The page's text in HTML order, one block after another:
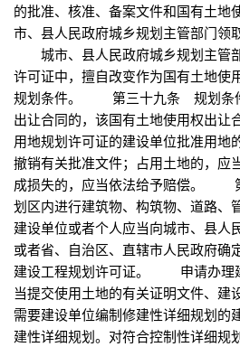
的批准、核准、备案文件和国有土地
市、县人民政府城乡规划主管部门领
城市、县人民政府城乡规划主管
许可证中，擅自改变作为国有土地使
规划条件。 第三十九条 规划条件
出让合同的，该国有土地使用权出让
用地规划许可证的建设单位批准用地
撤销有关批准文件；占用土地的，应
成损失的，应当依法给予赔偿。
划区内进行建筑物、构筑物、道路、
建设单位或者个人应当向城市、县人
或者省、自治区、直辖市人民政府确
建设工程规划许可证。 申请办理
当提交使用土地的有关证明文件、建
需要建设单位编制修建性详细规划的
建性详细规划。对符合控制性详细规